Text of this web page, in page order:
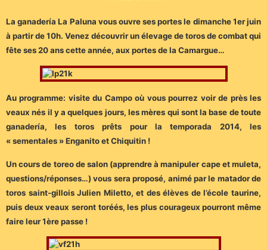
La ganadería La Paluna vous ouvre ses portes le dimanche 1er juin
à partir de 10h. Venez découvrir un élevage de toros de combat qui
fête ses 20 ans cette année, aux portes de la Camargue…
Au programme: visite du Campo où vous pourrez voir de près les
veaux nés il y a quelques jours, les mères qui sont la base de toute
ganadería, les toros prêts pour la temporada 2014, les
« sementales » Enganito et Chiquitin !
Un cours de toreo de salon (apprendre à manipuler cape et muleta,
questions/réponses…) vous sera proposé, animé par le matador de
toros saint-gillois Julien Miletto, et des élèves de l’école taurine,
puis deux veaux seront toréés, les plus courageux pourront même
faire leur 1ère passe !